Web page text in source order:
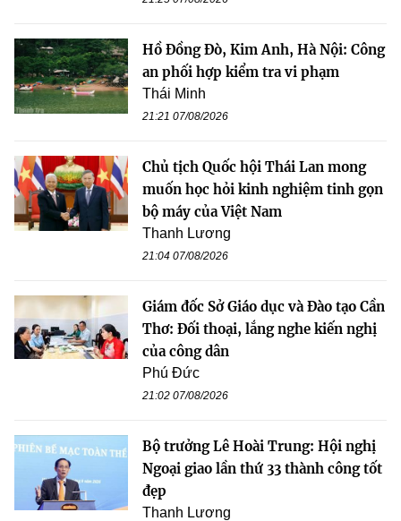
Hồ Đồng Đò, Kim Anh, Hà Nội: Công
an phối hợp kiểm tra vi phạm
Thái Minh
21:21 07/08/2026
Chủ tịch Quốc hội Thái Lan mong
muốn học hỏi kinh nghiệm tinh gọn
bộ máy của Việt Nam
Thanh Lương
21:04 07/08/2026
Giám đốc Sở Giáo dục và Đào tạo Cần
Thơ: Đối thoại, lắng nghe kiến nghị
của công dân
Phú Đức
21:02 07/08/2026
Bộ trưởng Lê Hoài Trung: Hội nghị
Ngoại giao lần thứ 33 thành công tốt
đẹp
Thanh Lương